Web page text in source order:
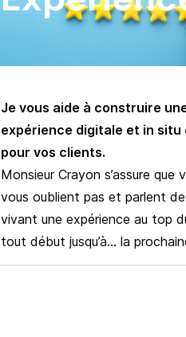
Je vous aide à construire
expérience digitale et in situ
pour vos clients.
Monsieur Crayon s’assure que
vous oublient pas et parlent
vivant une expérience au top
tout début jusqu’à… la